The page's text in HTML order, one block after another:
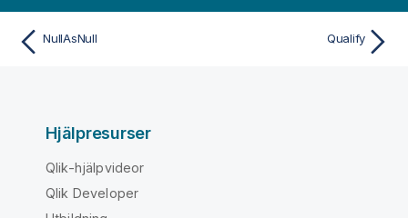
NullAsNull Qualify
Hjälpresurser
Qlik-hjälpvideor
Qlik Developer